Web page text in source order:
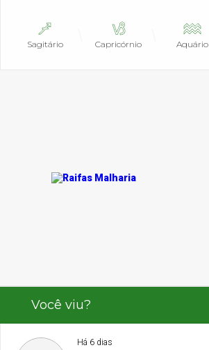
Sagitário Capricórnio Aquário
Você viu?
Há 6 dias